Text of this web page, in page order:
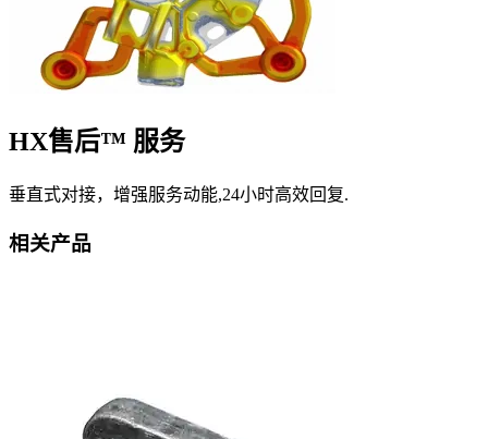
HX售后™ 服务
垂直式对接，增强服务动能,24小时高效回复.
相关产品